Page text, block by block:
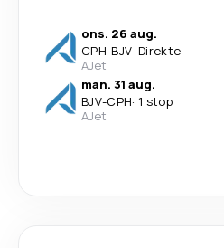
ons. 26 aug.
CPH-BJV· Direkte
AJet
man. 31 aug.
BJV-CPH· 1 stop
AJet